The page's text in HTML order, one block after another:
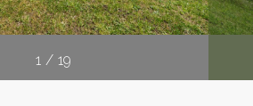
1 / 19